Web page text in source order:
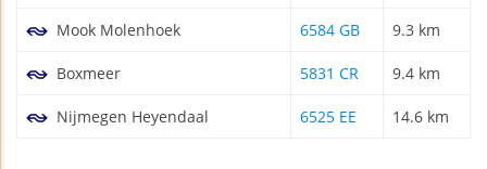
Mook Molenhoek 6584 GB 9.3 km
Boxmeer 5831 CR 9.4 km
Nijmegen Heyendaal 6525 EE 14.6 km